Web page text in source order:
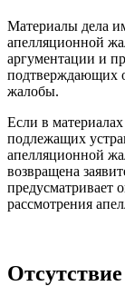
Материалы дела
апелляционной
аргументации и
подтверждающих
жалобы.
Если в
подлежащих
апелляционной
возвращена
предусматривает
рассмотрения